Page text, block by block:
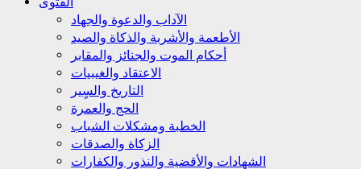
الآداب والدعوة والجهاد
الأطعمة والأشربة والذكاة والصيد
أحكام الموت والجنائز والمقابر
الاعتقاد والغيبيات
التاريخ والسٍير
الحج والعمرة
الخطبة ومشكلات الشباب
الزكاة والصدقات
الشهادات والأقضية والنذور والكفارات